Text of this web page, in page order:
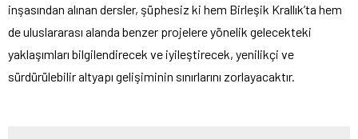
inşasından alınan dersler, şüphesiz ki hem Birleşik Krallık’ta hem
de uluslararası alanda benzer projelere yönelik gelecekteki
yaklaşımları bilgilendirecek ve iyileştirecek, yenilikçi ve
sürdürülebilir altyapı gelişiminin sınırlarını zorlayacaktır.